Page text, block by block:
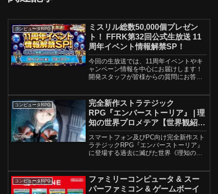
コンピュータRPG
ミスリル総数50,000個プレゼン
ト！ FFRK第32回公式生放送 11
周年イベント情報解禁SP！
今回の生放送では、11周年イベントやキ
ャンペーン情報を中心にお届けします！
開発スタッフが皆様からの質問にお答え
開催！どの楽曲を演奏するかは当日のお
楽しみに♪プレゼ...
コンピュータRPG
完全新作ストラテジック
RPG『エンバーストーリア』 | 理
知の世界プロメテア【世界観紹
介】
スマートフォン及びPC向け完全新作スト
ラテジックRPG『エンバーストーリア』
に登場する過去に滅びた世界《理知の世
舞台に、敵勢力とのバトル、大型魔獣の
討伐など大規模な集団（...
コンピュータRPG
ファミリーコンピュータ & スー
パーファミコン & ゲームボーイ